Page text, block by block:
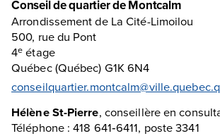
Conseil de quartier de Montcalm
Arrondissement de La Cité-Limoilou
500, rue du Pont
4e étage
Québec (Québec) G1K 6N4
Hélène St-Pierre, conseillère en
Téléphone : 418 641‑6411, poste 3341